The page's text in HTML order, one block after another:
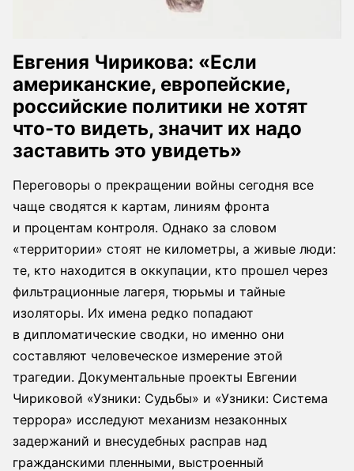
Евгения Чирикова: «Если
американские, европейские,
российские политики не хотят
что-то видеть, значит их надо
заставить это увидеть»
Переговоры о прекращении войны сегодня все
чаще сводятся к картам, линиям фронта
и процентам контроля. Однако за словом
«территории» стоят не километры, а живые люди:
те, кто находится в оккупации, кто прошел через
фильтрационные лагеря, тюрьмы и тайные
изоляторы. Их имена редко попадают
в дипломатические сводки, но именно они
составляют человеческое измерение этой
трагедии. Документальные проекты Евгении
Чириковой «Узники: Судьбы» и «Узники: Система
террора» исследуют механизм незаконных
задержаний и внесудебных расправ над
гражданскими пленными, выстроенный